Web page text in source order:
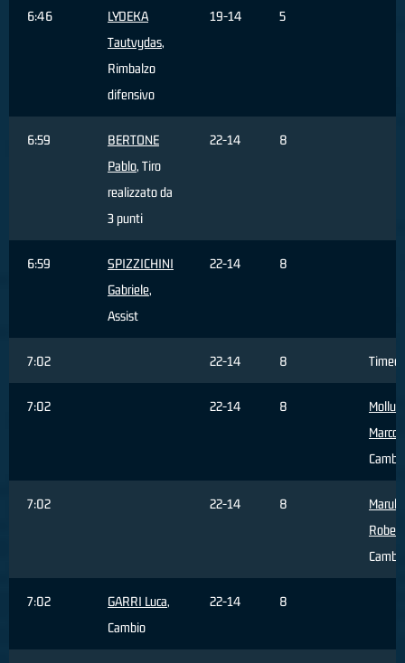
6:46
LYDEKA
Tautvydas,
Rimbalzo
difensivo
19-14 5
6:59
BERTONE
Pablo, Tiro
realizzato da
3 punti
22-14 8
6:59
SPIZZICHINI
Gabriele,
Assist
22-14 8
7:02 22-14 8
7:02 22-14 8
Mollura
Marco
7:02 22-14 8
Marulli
7:02 GARRI Luca,
Cambio
22-14 8